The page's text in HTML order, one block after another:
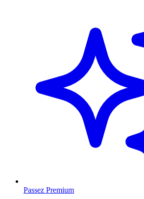
Passez Premium